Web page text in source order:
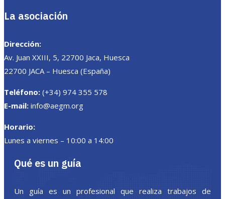
La asociación
Dirección:
Av. Juan XXIII, 5, 22700 Jaca, Huesca
22700 JACA – Huesca (España)
Teléfono: (+34) 974 355 578
E-mail: info@aegm.org
Horario:
Lunes a viernes – 10:00 a 14:00
Qué es un guía
Un guía es un profesional que realiza trabajos de